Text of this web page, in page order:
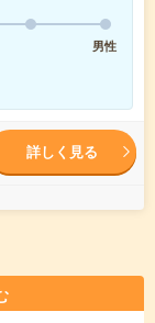
男性
詳しく見る